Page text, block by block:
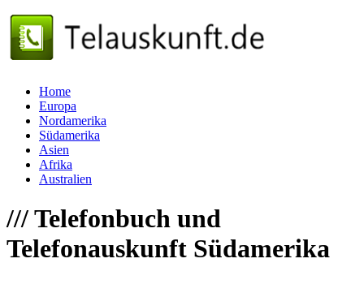
Home
Europa
Nordamerika
Südamerika
Asien
Afrika
Australien
///Telefonbuch und
Telefonauskunft Südamerika